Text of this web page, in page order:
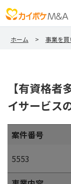
ホーム 事業を
【有資格
イサービス
案件番号
5553